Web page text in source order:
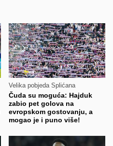
Velika pobjeda Splićana
Čuda su moguća: Hajduk
zabio pet golova na
evropskom gostovanju, a
mogao je i puno više!